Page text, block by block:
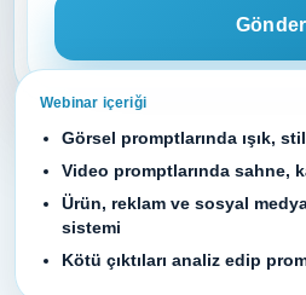
Gönder
Webinar içeriği
Görsel promptlarında ışık,
Video promptlarında sahne,
Ürün, reklam ve sosyal
sistemi
Kötü çıktıları analiz edip